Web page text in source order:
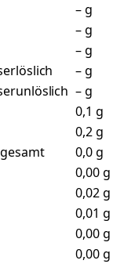
– g
– g
– g
– g
– g
0,1 g
0,2 g
0,0 g
0,00 g
0,02 g
0,01 g
0,00 g
0,00 g